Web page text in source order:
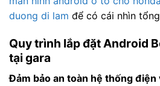
duong di lam để có cái nhìn
Quy trình lắp đặt Android
tại gara
Đảm bảo an toàn hệ thống điện